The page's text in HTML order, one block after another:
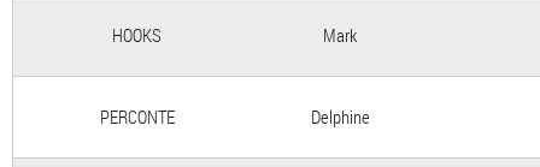
HOOKS Mark
PERCONTE Delphine